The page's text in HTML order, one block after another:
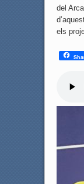
del
els